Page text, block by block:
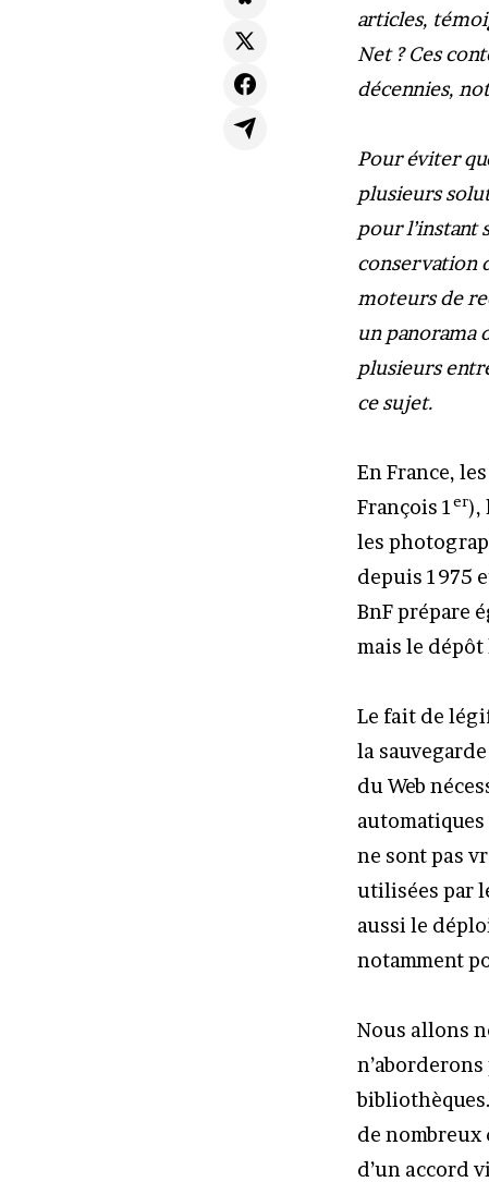
articles,
Net ? Ces
décennies,
Pour éviter
plusieurs
pour l’instant
conservation
moteurs de
un panorama
plusieurs
ce sujet.
En France,
François 1 er),
les
depuis 1975
BnF prépare
mais le dépôt
Le fait de
la
du Web
ne sont pas
utilisées par
aussi le
notamment
Nous allons
de nombreux
d’un accord